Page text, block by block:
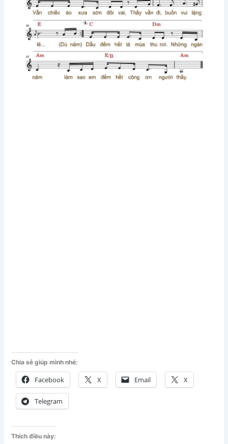
Chia sẻ giúp mình nhé:
Facebook X Email X
Telegram
Thích điều này: